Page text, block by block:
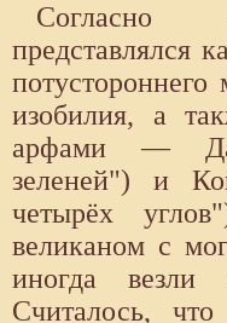
Согласно
представлялся
изобилия, а
арфами —
зеленей") и
четырёх
великаном с
иногда
Считалось,